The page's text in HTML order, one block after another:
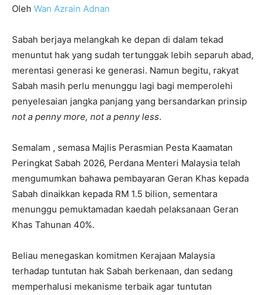
Oleh Wan Azrain Adnan
Sabah berjaya melangkah ke depan di dalam tekad
menuntut hak yang sudah tertunggak lebih separuh abad,
merentasi generasi ke generasi. Namun begitu, rakyat
Sabah masih perlu menunggu lagi bagi memperolehi
penyelesaian jangka panjang yang bersandarkan prinsip
not a penny more, not a penny less.
Semalam , semasa Majlis Perasmian Pesta Kaamatan
Peringkat Sabah 2026, Perdana Menteri Malaysia telah
mengumumkan bahawa pembayaran Geran Khas kepada
Sabah dinaikkan kepada RM 1.5 bilion, sementara
menunggu pemuktamadan kaedah pelaksanaan Geran
Khas Tahunan 40%.
Beliau menegaskan komitmen Kerajaan Malaysia
terhadap tuntutan hak Sabah berkenaan, dan sedang
memperhalusi mekanisme terbaik agar tuntutan